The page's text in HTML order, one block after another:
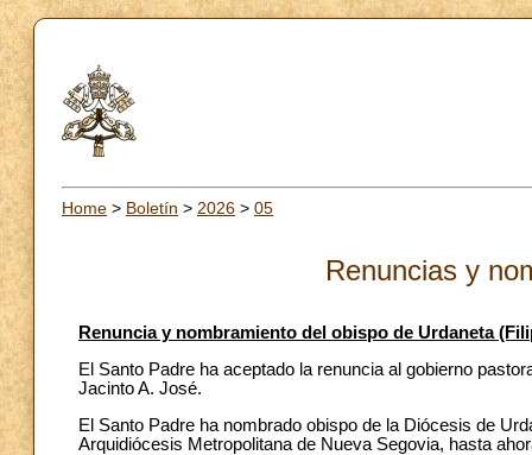
Home > Boletín > 2026 > 05
Renuncias y
Renuncia y nombramiento del obispo de Urdaneta
El Santo Padre ha aceptado la renuncia al gobierno
Jacinto A. José.
El Santo Padre ha nombrado obispo de la Diócesis de
Arquidiócesis Metropolitana de Nueva Segovia, hasta